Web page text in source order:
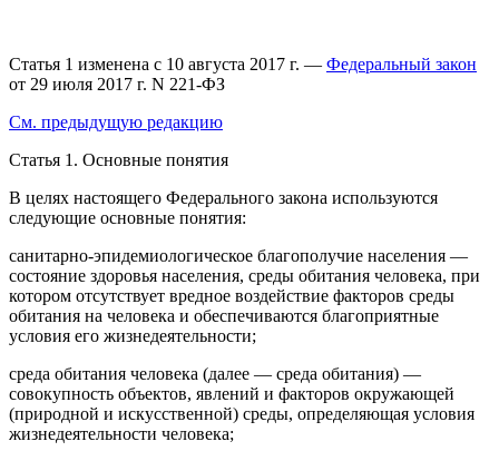
Статья 1 изменена с 10 августа 2017 г. — Федеральный закон
от 29 июля 2017 г. N 221-ФЗ
См. предыдущую редакцию
Статья 1. Основные понятия
В целях настоящего Федерального закона используются
следующие основные понятия:
санитарно-эпидемиологическое благополучие населения —
состояние здоровья населения, среды обитания человека, при
котором отсутствует вредное воздействие факторов среды
обитания на человека и обеспечиваются благоприятные
условия его жизнедеятельности;
среда обитания человека (далее — среда обитания) —
совокупность объектов, явлений и факторов окружающей
(природной и искусственной) среды, определяющая условия
жизнедеятельности человека;